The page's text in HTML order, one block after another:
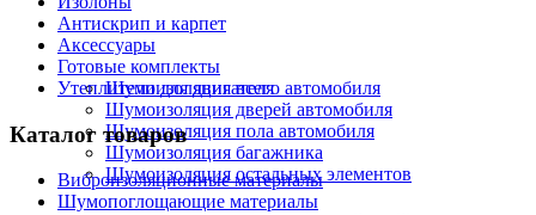
Антискрип и карпет
Аксессуары
Готовые комплекты
Шумоизоляция всего автомобиля
Шумоизоляция дверей автомобиля
Шумоизоляция пола автомобиля
Шумоизоляция багажника
Шумоизоляция остальных элементов
Утеплители для двигателя
Каталог товаров
Виброизоляционные материалы
Шумопоглощающие материалы